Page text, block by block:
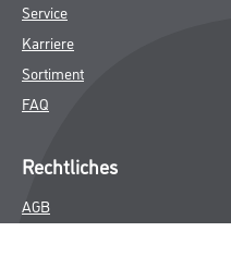
Service
Karriere
Sortiment
FAQ
Rechtliches
AGB